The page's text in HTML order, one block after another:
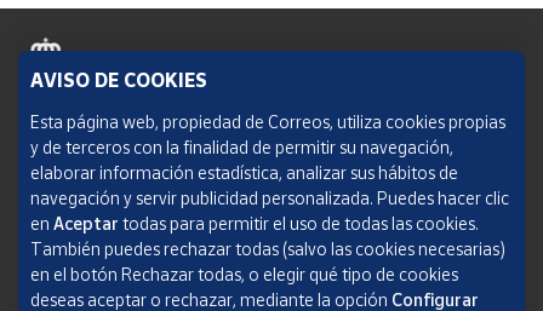
Política de cookies
Aviso legal
Condiciones del servicio
Política de Privacidad Web
AVISO DE COOKIES
Esta página web, propiedad de Correos, utiliza cookies propias
y de terceros con la finalidad de permitir su navegación,
elaborar información estadística, analizar sus hábitos de
navegación y servir publicidad personalizada. Puedes hacer clic
en Aceptar todas para permitir el uso de todas las cookies.
También puedes rechazar todas (salvo las cookies necesarias)
en el botón Rechazar todas, o elegir qué tipo de cookies
deseas aceptar o rechazar, mediante la opción Configurar